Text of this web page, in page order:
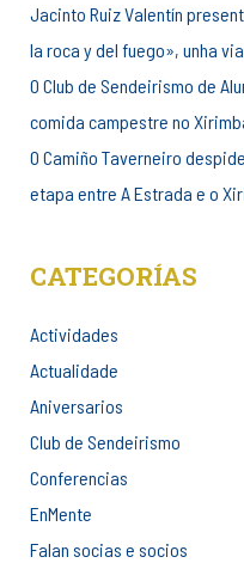
Jacinto Ruiz Valentín
la roca y del fuego», unha
O Club de Sendeirismo de
comida campestre no
O Camiño Taverneiro
etapa entre A Estrada e o
CATEGORÍAS
Actividades
Actualidade
Aniversarios
Club de Sendeirismo
Conferencias
EnMente
Falan socias e socios